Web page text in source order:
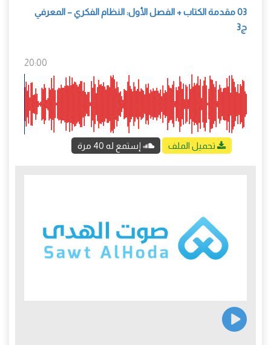
03 مقدمة الكتاب + الفصل الأول: النظام الفكري – المعرفي
ج3
20:00
تحميل الملف إستمع له 40 مرة